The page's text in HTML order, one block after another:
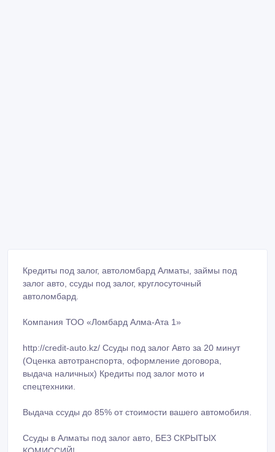
Кредиты под залог, автоломбард Алматы, займы под
залог авто, ссуды под залог, круглосуточный
автоломбард.
Компания ТОО «Ломбард Алма-Ата 1»
http://credit-auto.kz/ Ссуды под залог Авто за 20 минут
(Оценка автотранспорта, оформление договора,
выдача наличных) Кредиты под залог мото и
спецтехники.
Выдача ссуды до 85% от стоимости вашего автомобиля.
Ссуды в Алматы под залог авто, БЕЗ СКРЫТЫХ